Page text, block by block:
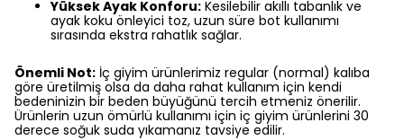
Yüksek Ayak Konforu: Kesilebilir akıllı tabanlık ve
ayak koku önleyici toz, uzun süre bot kullanımı
sırasında ekstra rahatlık sağlar.
Önemli Not: İç giyim ürünlerimiz regular (normal) kalıba
göre üretilmiş olsa da daha rahat kullanım için kendi
bedeninizin bir beden büyüğünü tercih etmeniz önerilir.
Ürünlerin uzun ömürlü kullanımı için iç giyim ürünlerini 30
derece soğuk suda yıkamanız tavsiye edilir.